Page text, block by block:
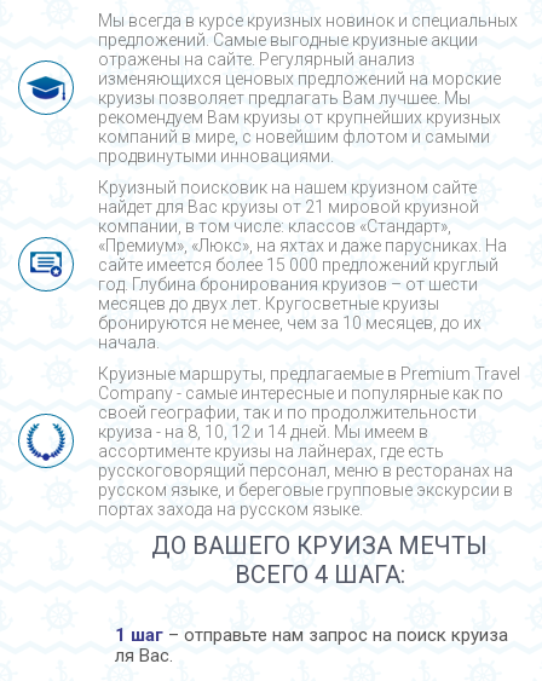
Мы всегда в курсе круизных новинок и специальных
предложений. Самые выгодные круизные акции
отражены на сайте. Регулярный анализ
изменяющихся ценовых предложений на морские
круизы позволяет предлагать Вам лучшее. Мы
рекомендуем Вам круизы от крупнейших круизных
компаний в мире, с новейшим флотом и самыми
продвинутыми инновациями.
Круизный поисковик на нашем круизном сайте
найдет для Вас круизы от 21 мировой круизной
компании, в том числе: классов «Стандарт»,
«Премиум», «Люкс», на яхтах и даже парусниках. На
сайте имеется более 15 000 предложений круглый
год. Глубина бронирования круизов – от шести
месяцев до двух лет. Кругосветные круизы
бронируются не менее, чем за 10 месяцев, до их
начала.
Круизные маршруты, предлагаемые в Premium Travel
Company - cамые интересные и популярные как по
своей географии, так и по продолжительности
круиза - на 8, 10, 12 и 14 дней. Мы имеем в
ассортименте круизы на лайнерах, где есть
русскоговорящий персонал, меню в ресторанах на
русском языке, и береговые групповые экскурсии в
портах захода на русском языке.
ДО ВАШЕГО КРУИЗА МЕЧТЫ
ВСЕГО 4 ШАГА:
1 шаг – отправьте нам запрос на поиск круиза
ля Вас.